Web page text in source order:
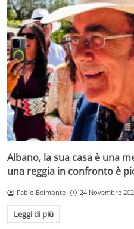
Albano, la sua casa è una
una reggia in confronto è
Fabio Belmonte 24 Novembre
Leggi di più